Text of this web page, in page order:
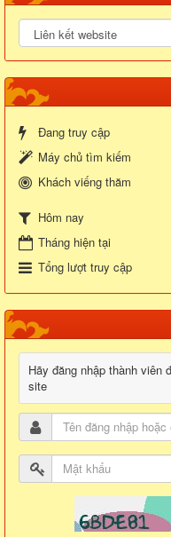
Đang truy cập
Máy chủ tìm kiếm
Khách viếng thăm
Hôm nay
Tháng hiện tại
Tổng lượt truy cập
Hãy đăng nhập thành viên
site